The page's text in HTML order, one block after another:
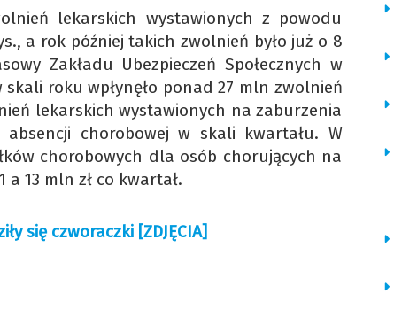
lekarskich wystawionych z powodu
a rok później takich zwolnień było już o 8
Zakładu Ubezpieczeń Społecznych w
skali roku wpłynęło ponad 27 mln zwolnień
lekarskich wystawionych na zaburzenia
chorobowej w skali kwartału. W
chorobowych dla osób chorujących na
13 mln zł co kwartał.
się czworaczki [ZDJĘCIA]